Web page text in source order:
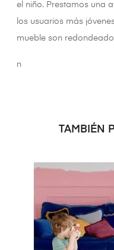
el niño. Prestamos una
los usuarios más
mueble son
n
TAMBIÉN